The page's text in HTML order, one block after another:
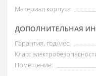
Материал корпуса
ДОПОЛНИТЕЛЬНАЯ
Гарантия, год/мес
Класс
Помещение: